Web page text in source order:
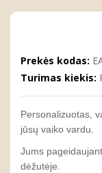
Prekės kodas:
Turimas kiekis:
Personalizuotas,
jūsų vaiko vardu.
Jums
dėžutėje.